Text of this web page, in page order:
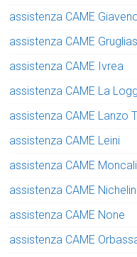
assistenza CAME
assistenza CAME
assistenza CAME Ivrea
assistenza CAME La
assistenza CAME Lanzo
assistenza CAME Leini
assistenza CAME
assistenza CAME
assistenza CAME None
assistenza CAME